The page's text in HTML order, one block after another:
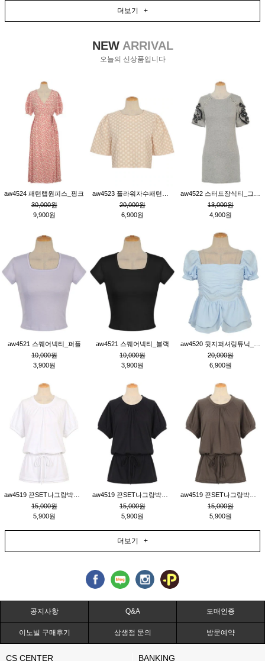
더보기 +
NEWARRIVAL
오늘의 신상품입니다
aw4524 패턴랩원피스_핑크
30,000원
9,900원
20,000원
6,900원
13,000원
4,900원
aw4521 스퀘어넥티_퍼플
10,000원
3,900원
aw4521 스퀘어넥티_블랙
10,000원
3,900원
20,000원
6,900원
15,000원
5,900원
15,000원
5,900원
15,000원
5,900원
더보기 +
공지사항 Q&A 도매인증
이노빌 구매후기 상생점 문의 방문예약
CS CENTER BANKING